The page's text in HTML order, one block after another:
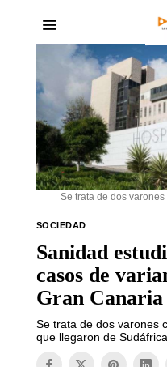
Se trata de dos
SOCIEDAD
Sanidad
casos de
Gran Canaria
Se trata de dos varones
que llegaron de